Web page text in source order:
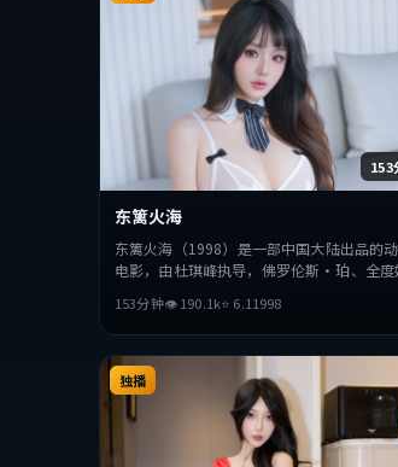
153
东篱火海
东篱火海（1998）是一部中国大陆出品的
电影，由杜琪峰执导，佛罗伦斯·珀、全度
破，探讨人性与抉择，节奏张弛有度，适合
该类型的观众完整观看。
153分钟👁190.1k⭐ 6.11998
独播